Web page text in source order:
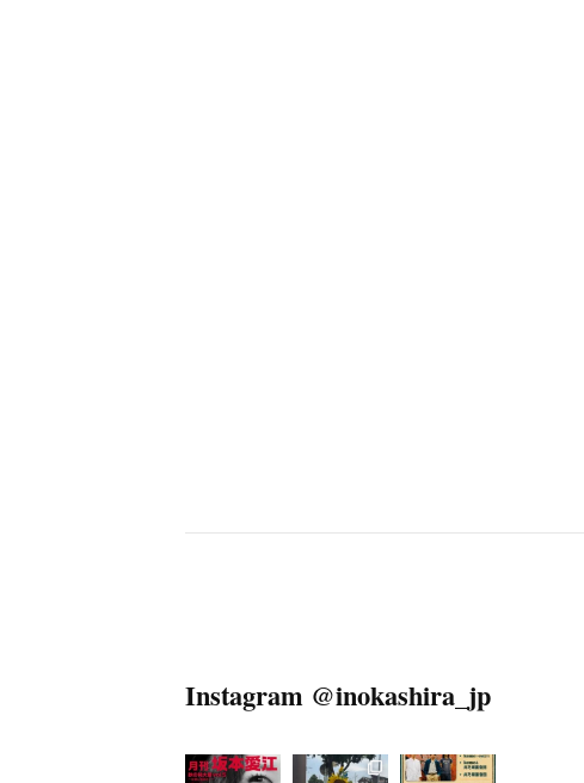
Instagram @inokashira_jp